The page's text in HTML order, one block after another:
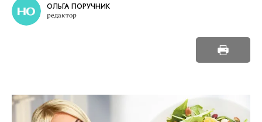
ОЛЬГА ПОРУЧНИК
редактор